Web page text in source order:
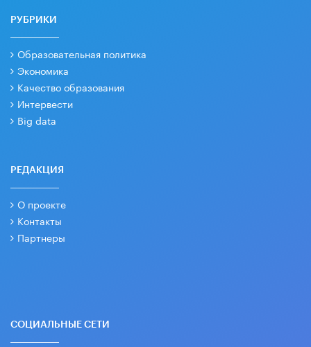
РУБРИКИ
Образовательная политика
Экономика
Качество образования
Интервести
Big data
РЕДАКЦИЯ
О проекте
Контакты
Партнеры
СОЦИАЛЬНЫЕ СЕТИ